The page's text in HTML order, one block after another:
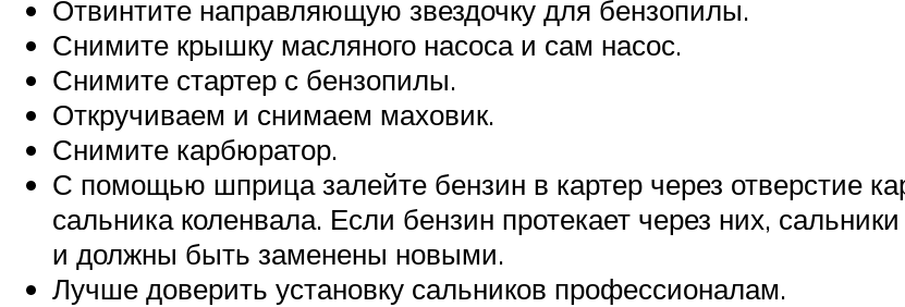
Отвинтите направляющую звездочку для бензопилы.
Снимите крышку масляного насоса и сам насос.
Снимите стартер с бензопилы.
Откручиваем и снимаем маховик.
Снимите карбюратор.
С помощью шприца залейте бензин в картер через отверстие
сальника коленвала. Если бензин протекает через них,
и должны быть заменены новыми.
Лучше доверить установку сальников профессионалам.